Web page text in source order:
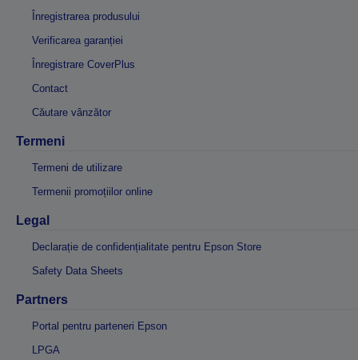
Înregistrarea produsului
Verificarea garanției
Înregistrare CoverPlus
Contact
Căutare vânzător
Termeni
Termeni de utilizare
Termenii promoțiilor online
Legal
Declarație de confidențialitate pentru Epson Store
Safety Data Sheets
Partners
Portal pentru parteneri Epson
LPGA